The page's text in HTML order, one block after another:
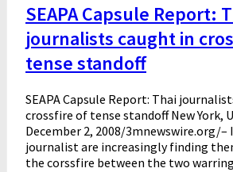
SEAPA Capsule Report:
journalists caught in
tense standoff
SEAPA Capsule Report: Thai
crossfire of tense standoff New York,
December 2, 2008/3mnewswire.org/–
journalist are increasingly finding
the corssfire between the two